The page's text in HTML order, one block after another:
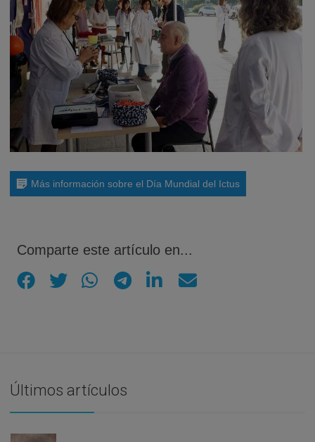
Más información sobre el Día Mundial del Ictus
Comparte este artículo en...
Últimos artículos